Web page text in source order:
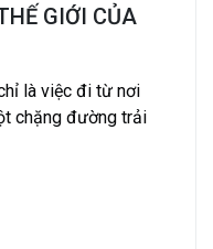
GIỚI CỦA
là việc đi từ nơi
chặng đường trải